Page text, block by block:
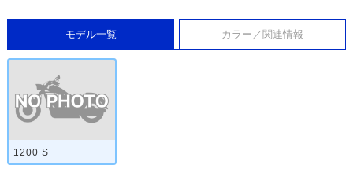
モデル一覧 カラー／関連情報
1200 S